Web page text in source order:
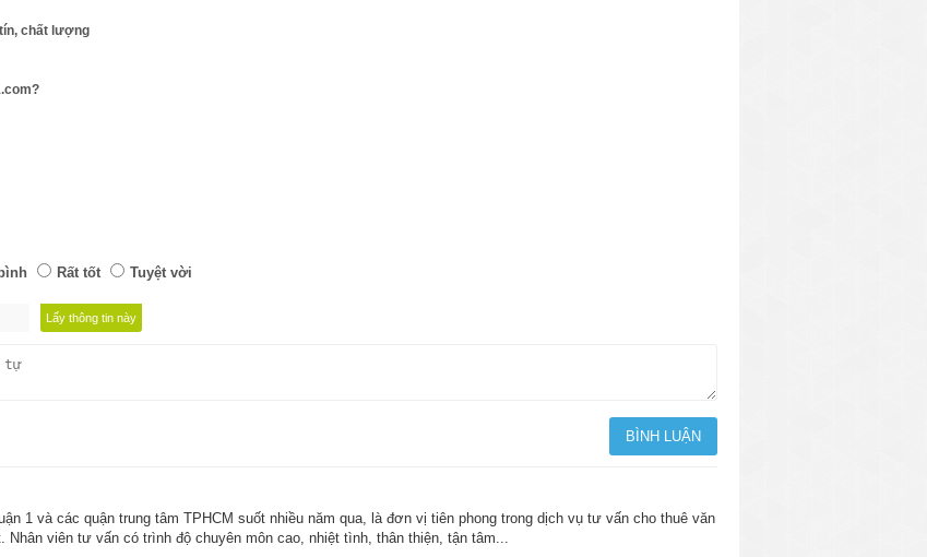
chất lượng
vụ
văn phòng?
Rất tốt Tuyệt vời
1 và các quận trung tâm TPHCM suốt nhiều năm qua, là đơn vị tiên phong trong dịch vụ tư vấn cho thuê văn
viên tư vấn có trình độ chuyên môn cao, nhiệt tình, thân thiện, tận tâm...